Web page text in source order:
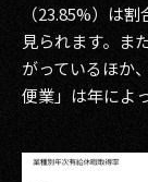
（23.85%）は
見られます。ま
がっているほか
便業」は年によ